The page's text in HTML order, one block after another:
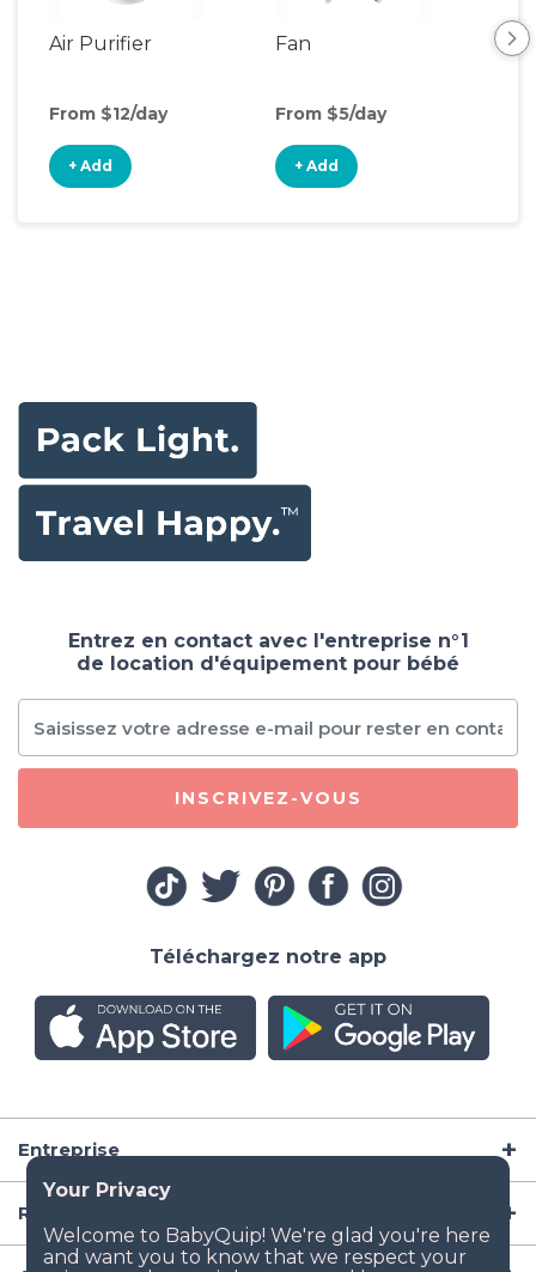
Air Purifier
From $12/day
+ Add
Fan
From $5/day
+ Add
Entreprise
Ressources
Entrez en contact avec l'entreprise n°1
de location d'équipement pour bébé
INSCRIVEZ-VOUS
Téléchargez notre app